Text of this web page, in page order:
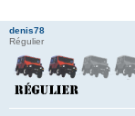
denis78
Régulier